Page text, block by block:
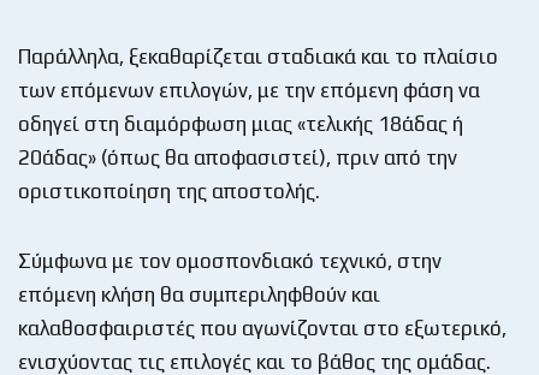
Παράλληλα, ξεκαθαρίζεται σταδιακά και το πλαίσιο
των επόμενων επιλογών, με την επόμενη φάση να
οδηγεί στη διαμόρφωση μιας «τελικής 18άδας ή
20άδας» (όπως θα αποφασιστεί), πριν από την
οριστικοποίηση της αποστολής.
Σύμφωνα με τον ομοσπονδιακό τεχνικό, στην
επόμενη κλήση θα συμπεριληφθούν και
καλαθοσφαιριστές που αγωνίζονται στο εξωτερικό,
ενισχύοντας τις επιλογές και το βάθος της ομάδας.